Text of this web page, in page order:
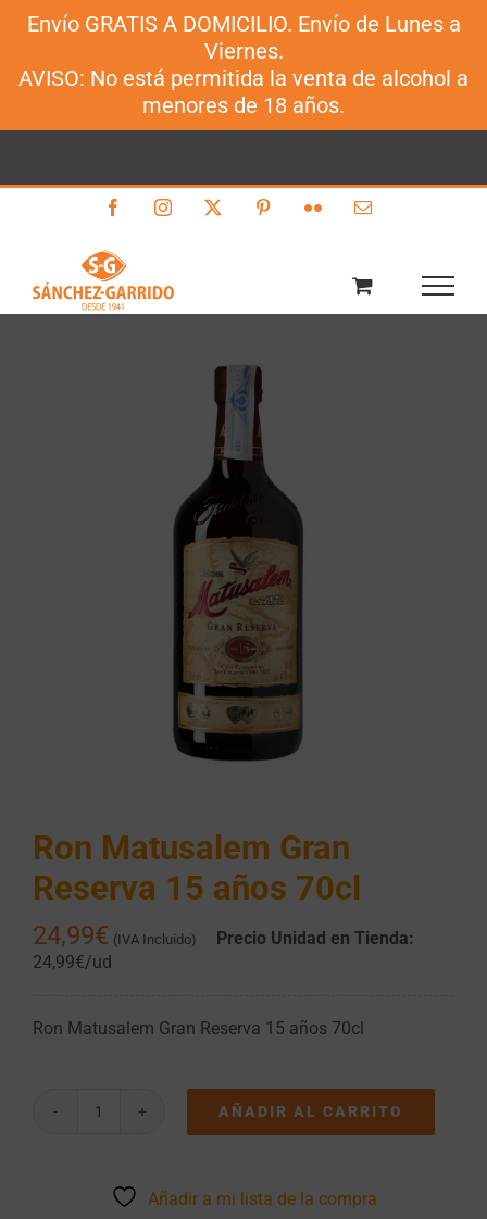
Envío GRATIS A DOMICILIO. Envío de Lunes a
Viernes.
AVISO: No está permitida la venta de alcohol a
menores de 18 años.
FacebookInstagram PinterestFlickr Correo
Ron Matusalem Gran
Reserva 15 años 70cl
24,99€ (IVA Incluido)
Precio Unidad en Tienda:
24,99€/ud
Ron Matusalem Gran Reserva 15 años 70cl
Ron
Reserva
15
AÑADIR AL CARRITO
Añadir a mi lista de la compra
Sánchez-Garrido